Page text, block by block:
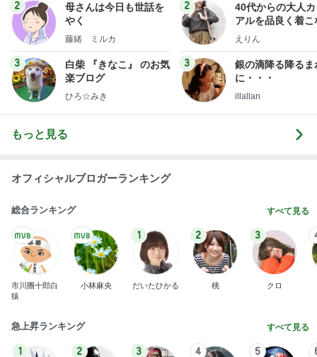
2
母さんは今日も世話を
やく
藤緒 ミルカ
3
白柴 『きなこ』 のお気
楽ブログ
ひろ☆みき
2
40代からの大人
アルを品良く着こ
ファッションブロ
えりん
3
銀の滴降る降るま
に・・・
illallan
もっと見る
オフィシャルブロガーランキング
総合ランキング すべて見る
市川團十郎白
猿
小林麻央
1
だいたひかる
2
桃
3
クロ
急上昇ランキング すべて見る
1 2 3 4 5